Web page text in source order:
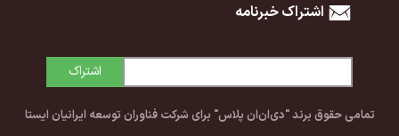
اشتراک خبرنامه
اشتراک
تمامی حقوق برند "دی‌ان‌ان پلاس" برای شرکت فناوران توسعه ایرانیان ایستا